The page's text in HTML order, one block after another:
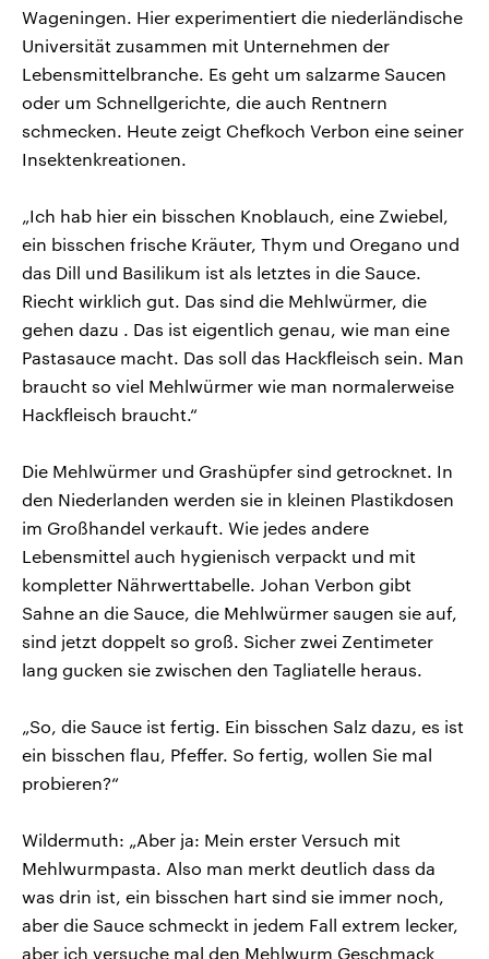
Wageningen. Hier experimentiert die niederländische
Universität zusammen mit Unternehmen der
Lebensmittelbranche. Es geht um salzarme Saucen
oder um Schnellgerichte, die auch Rentnern
schmecken. Heute zeigt Chefkoch Verbon eine seiner
Insektenkreationen.
„Ich hab hier ein bisschen Knoblauch, eine Zwiebel,
ein bisschen frische Kräuter, Thym und Oregano und
das Dill und Basilikum ist als letztes in die Sauce.
Riecht wirklich gut. Das sind die Mehlwürmer, die
gehen dazu . Das ist eigentlich genau, wie man eine
Pastasauce macht. Das soll das Hackfleisch sein. Man
braucht so viel Mehlwürmer wie man normalerweise
Hackfleisch braucht.“
Die Mehlwürmer und Grashüpfer sind getrocknet. In
den Niederlanden werden sie in kleinen Plastikdosen
im Großhandel verkauft. Wie jedes andere
Lebensmittel auch hygienisch verpackt und mit
kompletter Nährwerttabelle. Johan Verbon gibt
Sahne an die Sauce, die Mehlwürmer saugen sie auf,
sind jetzt doppelt so groß. Sicher zwei Zentimeter
lang gucken sie zwischen den Tagliatelle heraus.
„So, die Sauce ist fertig. Ein bisschen Salz dazu, es ist
ein bisschen flau, Pfeffer. So fertig, wollen Sie mal
probieren?“
Wildermuth: „Aber ja: Mein erster Versuch mit
Mehlwurmpasta. Also man merkt deutlich dass da
was drin ist, ein bisschen hart sind sie immer noch,
aber die Sauce schmeckt in jedem Fall extrem lecker,
aber ich versuche mal den Mehlwurm Geschmack